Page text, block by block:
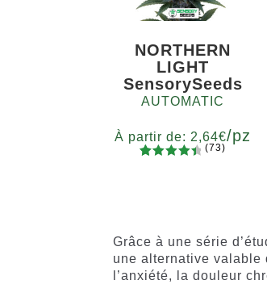
NORTHERN
LIGHT
SensorySeeds
AUTOMATIC
À partir de: 2,64€/pz
notations
client
(73)
Grâce à une série
une alternative valable
l’anxiété, la douleur